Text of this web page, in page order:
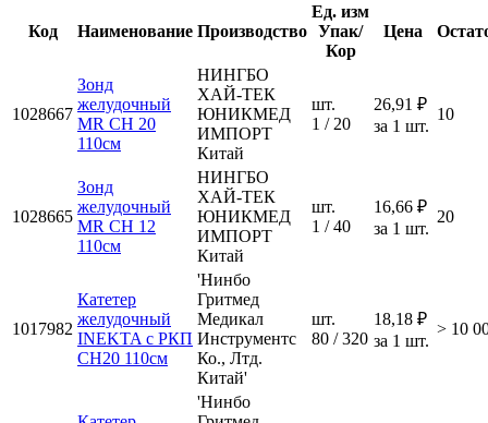
Код Наименование Производство
Ед. изм
Упак/
Кор
Цена
1028667
Зонд
желудочный
MR CH 20
110см
НИНГБО
ХАЙ-ТЕК
ЮНИКМЕД
ИМПОРТ
Китай
шт.
1 / 20
26,91 ₽
за 1 шт.
10
1028665
Зонд
желудочный
MR CH 12
110см
НИНГБО
ХАЙ-ТЕК
ЮНИКМЕД
ИМПОРТ
Китай
шт.
1 / 40
16,66 ₽
за 1 шт.
20
1017982
Катетер
желудочный
INEKTA с РКП
CH20 110см
'Нинбо
Гритмед
Медикал
Инструментс
Ко., Лтд.
Китай'
шт.
80 / 320
18,18 ₽
за 1 шт.
> 10
'Нинбо